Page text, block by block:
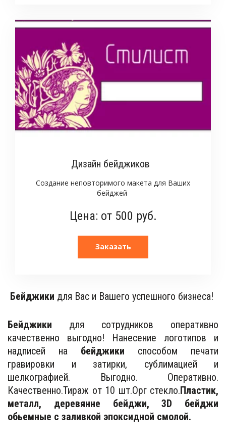
Дизайн бейджиков
Цена: от 500 руб.
Создание неповторимого макета для Ваших
бейджей
Заказать
Бейджики для Вас и Вашего успешного бизнеса!
Бейджики для сотрудников оперативно
качественно выгодно! Нанесение логотипов и
надписей на бейджики способом печати
гравировки и затирки, сублимацией и
шелкографией. Выгодно. Оперативно.
Качественно.Тираж от 10 шт.Орг стекло.Пластик,
металл, деревянне бейджи, 3D бейджи
обьемные с заливкой эпоксидной смолой.